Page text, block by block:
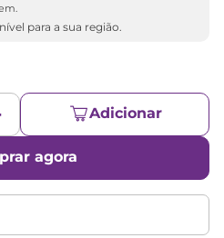
para a sua região.
Adicionar
agora